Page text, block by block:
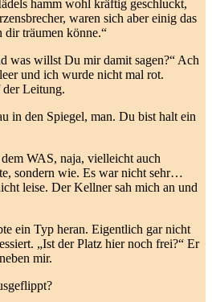
hamm wohl kräftig geschluckt,
waren sich aber einig das
dir träumen könne.“
was willst Du mir damit sagen?“ Ach
und ich wurde nicht mal rot.
Leitung.
in den Spiegel, man. Du bist halt ein
WAS, naja, vielleicht auch
sondern wie. Es war nicht sehr…
leise. Der Kellner sah mich an und
ein Typ heran. Eigentlich gar nicht
„Ist der Platz hier noch frei?“ Er
mir.